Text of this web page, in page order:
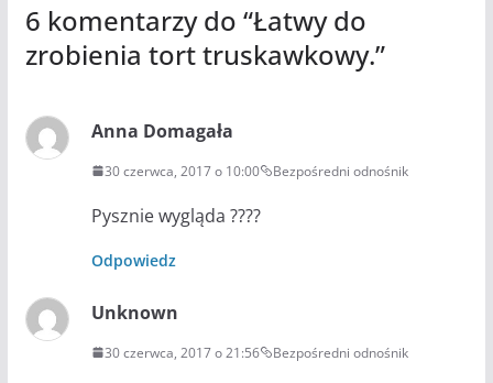
6 komentarzy do “Łatwy do
zrobienia tort truskawkowy.”
Anna Domagała
30 czerwca, 2017 o 10:00 Bezpośredni odnośnik
Pysznie wygląda ????
Odpowiedz
Unknown
30 czerwca, 2017 o 21:56 Bezpośredni odnośnik